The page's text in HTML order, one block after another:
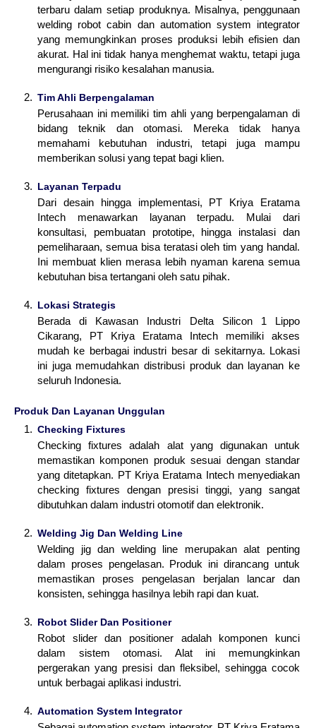
terbaru dalam setiap produknya. Misalnya, penggunaan
welding robot cabin dan automation system integrator
yang memungkinkan proses produksi lebih efisien dan
akurat. Hal ini tidak hanya menghemat waktu, tetapi juga
mengurangi risiko kesalahan manusia.
Tim Ahli Berpengalaman
Perusahaan ini memiliki tim ahli yang berpengalaman di
bidang teknik dan otomasi. Mereka tidak hanya
memahami kebutuhan industri, tetapi juga mampu
memberikan solusi yang tepat bagi klien.
Layanan Terpadu
Dari desain hingga implementasi, PT Kriya Eratama
Intech menawarkan layanan terpadu. Mulai dari
konsultasi, pembuatan prototipe, hingga instalasi dan
pemeliharaan, semua bisa teratasi oleh tim yang handal.
Ini membuat klien merasa lebih nyaman karena semua
kebutuhan bisa tertangani oleh satu pihak.
Lokasi Strategis
Berada di Kawasan Industri Delta Silicon 1 Lippo
Cikarang, PT Kriya Eratama Intech memiliki akses
mudah ke berbagai industri besar di sekitarnya. Lokasi
ini juga memudahkan distribusi produk dan layanan ke
seluruh Indonesia.
Produk Dan Layanan Unggulan
Checking Fixtures
Checking fixtures adalah alat yang digunakan untuk
memastikan komponen produk sesuai dengan standar
yang ditetapkan. PT Kriya Eratama Intech menyediakan
checking fixtures dengan presisi tinggi, yang sangat
dibutuhkan dalam industri otomotif dan elektronik.
Welding Jig Dan Welding Line
Welding jig dan welding line merupakan alat penting
dalam proses pengelasan. Produk ini dirancang untuk
memastikan proses pengelasan berjalan lancar dan
konsisten, sehingga hasilnya lebih rapi dan kuat.
Robot Slider Dan Positioner
Robot slider dan positioner adalah komponen kunci
dalam sistem otomasi. Alat ini memungkinkan
pergerakan yang presisi dan fleksibel, sehingga cocok
untuk berbagai aplikasi industri.
Automation System Integrator